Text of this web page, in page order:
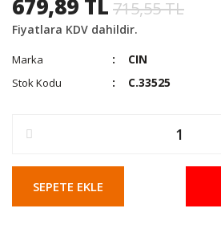
679,89 TL 715,55 TL
Fiyatlara KDV dahildir.
Marka CIN
Stok Kodu C.33525
SEPETE EKLE